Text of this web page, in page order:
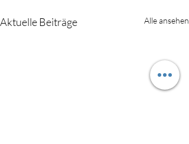
Aktuelle Beiträge Alle ansehen